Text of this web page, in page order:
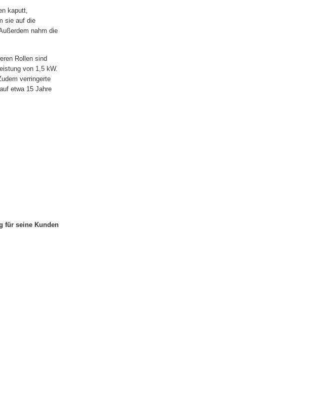
kaputt,
sie auf die
nahm die
Rollen sind
von 1,5 kW.
verringerte
etwa 15 Jahre
für seine Kunden